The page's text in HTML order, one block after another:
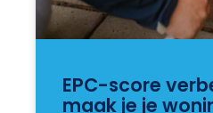
EPC-score
maak je je